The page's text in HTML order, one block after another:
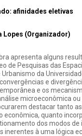
afinidades eletivas
Lopes (Organizador)
apresenta alguns
de Pesquisas das
da
e
e os
microeconômica
destacar tanto
econômica, quanto
dos modos
inerentes à uma lógica